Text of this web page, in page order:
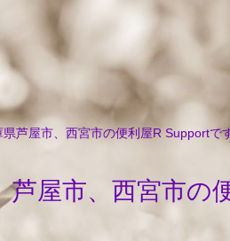
県芦屋市、西宮市の便利屋R Supportで
芦屋市、西宮市の